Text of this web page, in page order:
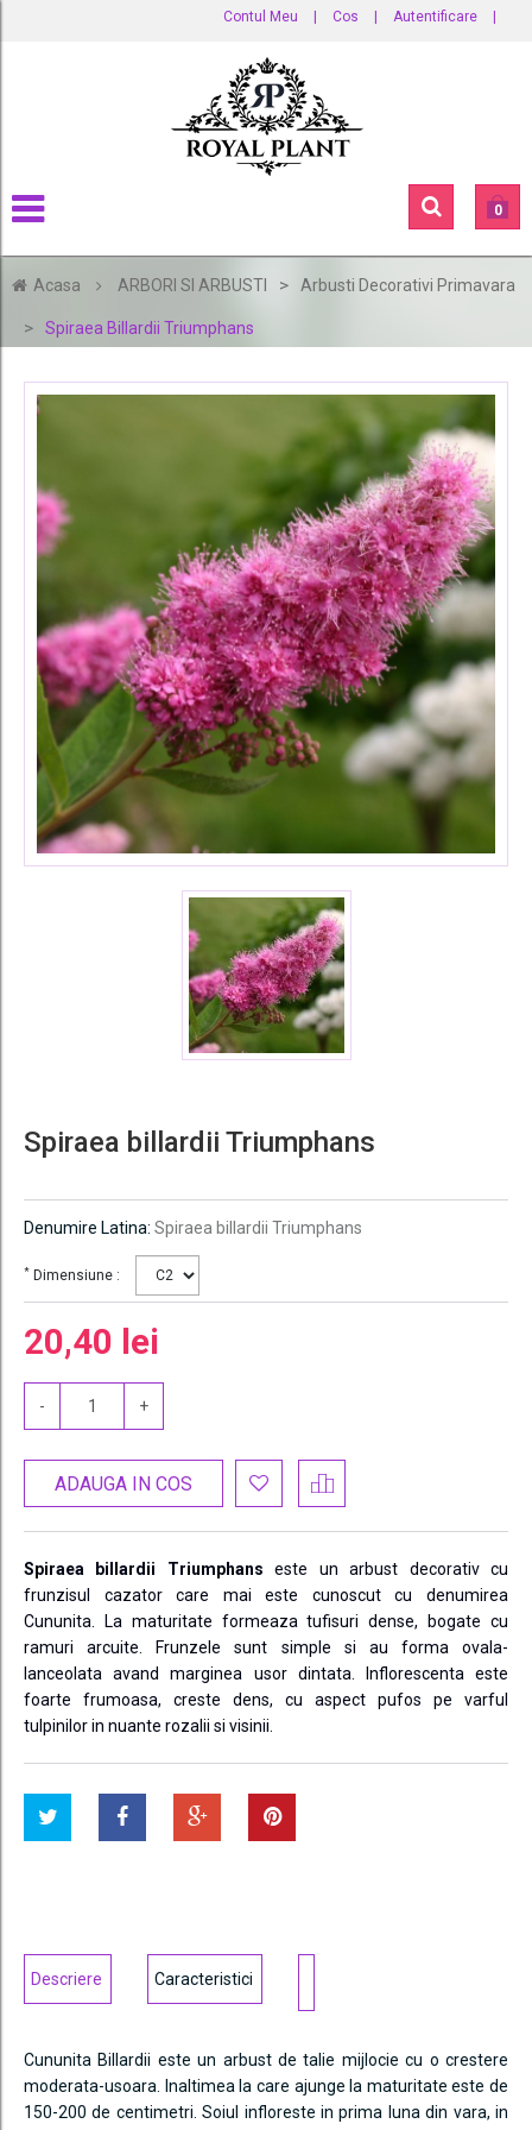
Contul Meu Cos Autentificare
0
Acasa ARBORI SI ARBUSTI > Arbusti Decorativi Primavara
> Spiraea Billardii Triumphans
Spiraea billardii Triumphans
Denumire Latina: Spiraea billardii Triumphans
* Dimensiune :
20,40 lei
- +
ADAUGA IN COS
Spiraea billardii Triumphans este un arbust decorativ cu
frunzisul cazator care mai este cunoscut cu denumirea
Cununita. La maturitate formeaza tufisuri dense, bogate cu
ramuri arcuite. Frunzele sunt simple si au forma ovala-
lanceolata avand marginea usor dintata. Inflorescenta este
foarte frumoasa, creste dens, cu aspect pufos pe varful
tulpinilor in nuante rozalii si visinii.
Descriere Caracteristici
Cununita Billardii este un arbust de talie mijlocie cu o crestere
moderata-usoara. Inaltimea la care ajunge la maturitate este de
150-200 de centimetri. Soiul infloreste in prima luna din vara, in